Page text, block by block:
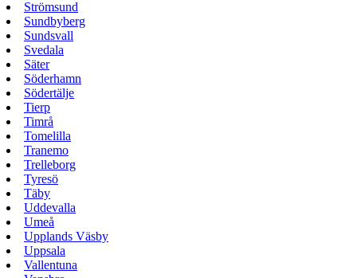
Strömsund
Sundbyberg
Sundsvall
Svedala
Säter
Söderhamn
Södertälje
Tierp
Timrå
Tomelilla
Tranemo
Trelleborg
Tyresö
Täby
Uddevalla
Umeå
Upplands Väsby
Uppsala
Vallentuna